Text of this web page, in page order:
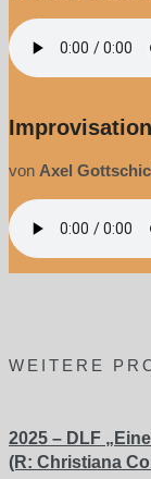
Improvisation
von Axel
WEITERE
2025 – DLF
(R: Christiana